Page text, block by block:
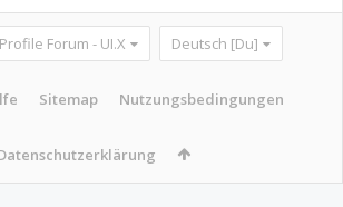
Forum - UI.X Deutsch [Du]
Sitemap Nutzungsbedingungen